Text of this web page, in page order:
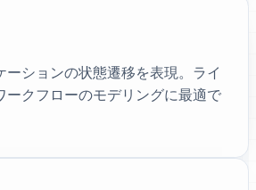
ーションの状態遷移を表現。ライ
ークフローのモデリングに最適で